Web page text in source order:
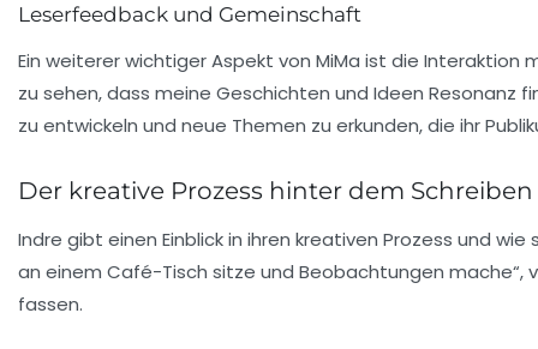
Leserfeedback und Gemeinschaft
Ein weiterer wichtiger Aspekt von MiMa ist die Interaktion
zu sehen, dass meine Geschichten und Ideen Resonanz
zu entwickeln und neue Themen zu erkunden, die ihr
Der kreative Prozess hinter dem Schreiben
Indre gibt einen Einblick in ihren kreativen Prozess und
an einem Café-Tisch sitze und Beobachtungen mache“,
fassen.